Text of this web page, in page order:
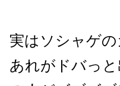
実はソシャゲ
あれがドバっ